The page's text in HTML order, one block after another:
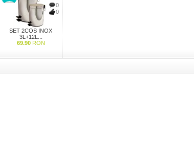
0
0
SET 2COS INOX
3L+12L...
69.90 RON